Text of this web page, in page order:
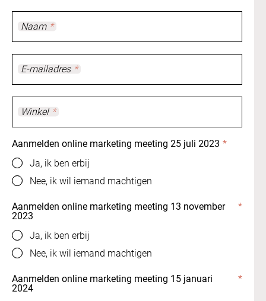
Naam *
E-mailadres *
Winkel *
Aanmelden online marketing meeting 25 juli 2023 *
Ja, ik ben erbij
Nee, ik wil iemand machtigen
Aanmelden online marketing meeting 13 november
2023
*
Ja, ik ben erbij
Nee, ik wil iemand machtigen
Aanmelden online marketing meeting 15 januari
2024
*